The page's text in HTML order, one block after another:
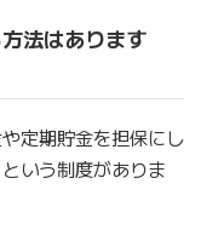
法はあります
定期貯金を担保にし
いう制度がありま